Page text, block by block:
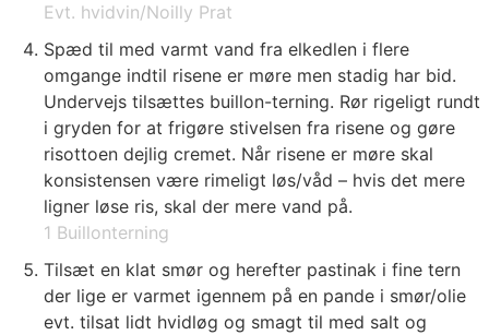
Evt. hvidvin/Noilly Prat
Spæd til med varmt vand fra elkedlen i flere
omgange indtil risene er møre men stadig har bid.
Undervejs tilsættes buillon-terning. Rør rigeligt rundt
i gryden for at frigøre stivelsen fra risene og gøre
risottoen dejlig cremet. Når risene er møre skal
konsistensen være rimeligt løs/våd – hvis det mere
ligner løse ris, skal der mere vand på.
1 Buillonterning
Tilsæt en klat smør og herefter pastinak i fine tern
der lige er varmet igennem på en pande i smør/olie
evt. tilsat lidt hvidløg og smagt til med salt og